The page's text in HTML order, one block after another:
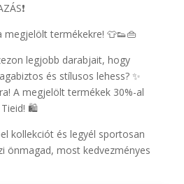
megjelölt termékekre! 👕👟👜
legjobb darabjait, hogy
és stílusos lehess? ✨
A megjelölt termékek 30%-al
Tieid! 🛍️
kollekciót és legyél sportosan
önmagad, most kedvezményes